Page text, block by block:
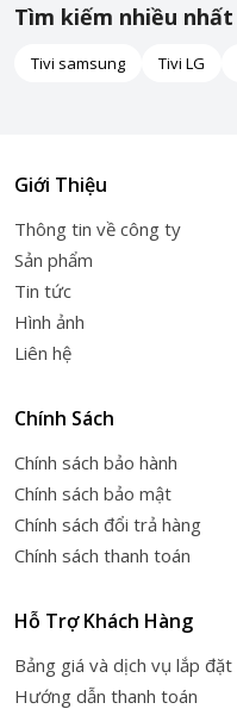
Tìm kiếm nhiều nhất
Tivi samsung Tivi LG
Giới Thiệu
Thông tin về công ty
Sản phẩm
Tin tức
Hình ảnh
Liên hệ
Chính Sách
Chính sách bảo hành
Chính sách bảo mật
Chính sách đổi trả hàng
Chính sách thanh toán
Hỗ Trợ Khách Hàng
Bảng giá và dịch vụ lắp đặt
Hướng dẫn thanh toán